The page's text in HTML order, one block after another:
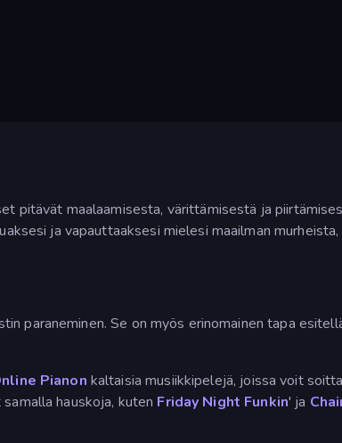
pitävät maalaamisesta, värittämisestä ja
ja vapauttaaksesi mielesi maailman
paraneminen. Se on myös erinomainen tapa
Pianon kaltaisia musiikkipelejä, joissa voit
hauskoja, kuten Friday Night Funkin' ja